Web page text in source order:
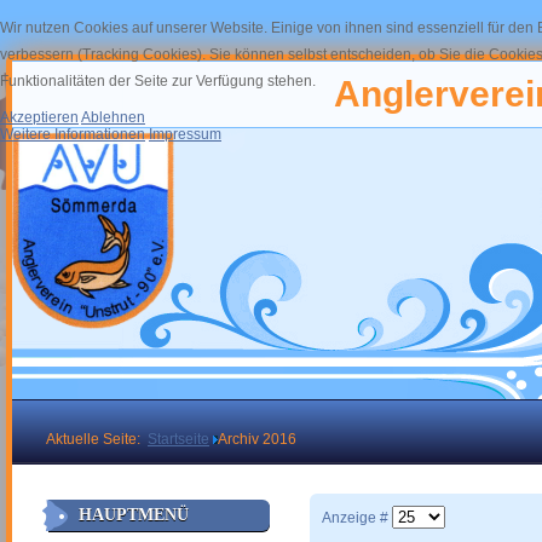
Aktuelle Seite: Startseite Archiv 2016
HAUPTMENÜ Anzeige #
Wir nutzen Cookies auf unserer Website. Einige von ihnen sind essenziell für
verbessern (Tracking Cookies). Sie können selbst entscheiden, ob Sie die
Funktionalitäten der Seite zur Verfügung stehen.
Akzeptieren Ablehnen
Weitere Informationen Impressum